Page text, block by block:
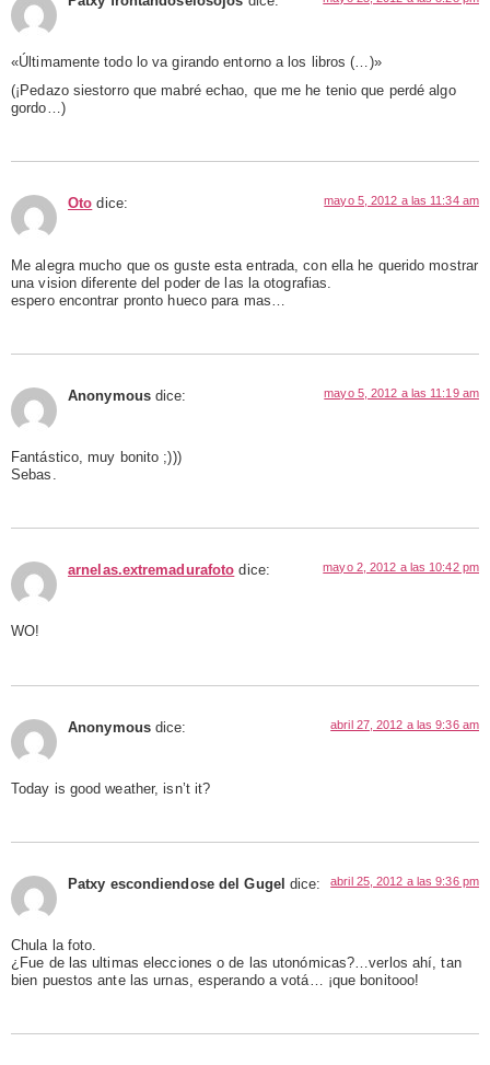
«Últimamente todo lo va girando entorno a los libros (…)»
(¡Pedazo siestorro que mabré echao, que me he tenio que perdé algo
gordo…)
Oto dice: mayo 5, 2012 a las 11:34 am
Me alegra mucho que os guste esta entrada, con ella he querido mostrar
una vision diferente del poder de las la otografias.
espero encontrar pronto hueco para mas…
Anonymous dice: mayo 5, 2012 a las 11:19 am
Fantástico, muy bonito ;)))
Sebas.
arnelas.extremadurafoto dice: mayo 2, 2012 a las 10:42 pm
WO!
Anonymous dice: abril 27, 2012 a las 9:36 am
Today is good weather, isn’t it?
Patxy escondiendose del Gugel dice: abril 25, 2012 a las 9:36 pm
Chula la foto.
¿Fue de las ultimas elecciones o de las utonómicas?…verlos ahí, tan
bien puestos ante las urnas, esperando a votá… ¡que bonitooo!